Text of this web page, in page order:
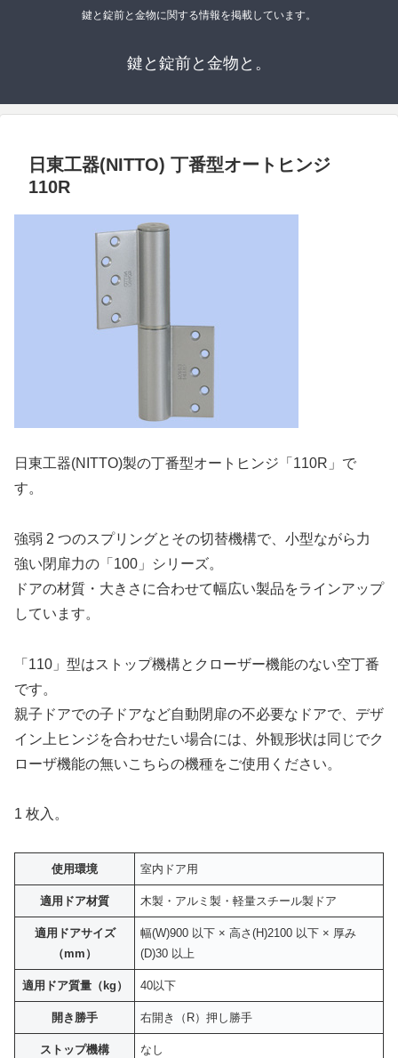
鍵と錠前と金物に関する情報を掲載しています。
鍵と錠前と金物と。
日東工器(NITTO) 丁番型オートヒンジ
110R
日東工器(NITTO)製の丁番型オートヒンジ「110R」で
す。
強弱 2 つのスプリングとその切替機構で、小型ながら力
強い閉扉力の「100」シリーズ。
ドアの材質・大きさに合わせて幅広い製品をラインアップ
しています。
「110」型はストップ機構とクローザー機能のない空丁番
です。
親子ドアでの子ドアなど自動閉扉の不必要なドアで、デザ
イン上ヒンジを合わせたい場合には、外観形状は同じでク
ローザ機能の無いこちらの機種をご使用ください。
1 枚入。
使用環境 室内ドア用
適用ドア材質 木製・アルミ製・軽量スチール製ドア
適用ドアサイズ
（mm）
幅(W)900 以下 × 高さ(H)2100 以下 × 厚み
(D)30 以上
適用ドア質量（kg） 40以下
開き勝手 右開き（R）押し勝手
ストップ機構 なし